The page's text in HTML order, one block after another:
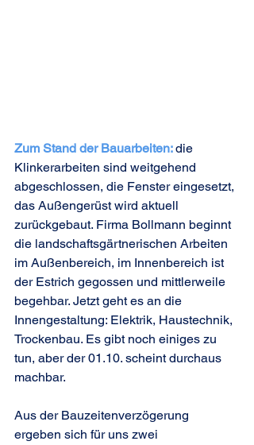
Zum Stand der Bauarbeiten: die
Klinkerarbeiten sind weitgehend
abgeschlossen, die Fenster eingesetzt,
das Außengerüst wird aktuell
zurückgebaut. Firma Bollmann beginnt
die landschaftsgärtnerischen Arbeiten
im Außenbereich, im Innenbereich ist
der Estrich gegossen und mittlerweile
begehbar. Jetzt geht es an die
Innengestaltung: Elektrik, Haustechnik,
Trockenbau. Es gibt noch einiges zu
tun, aber der 01.10. scheint durchaus
machbar.
Aus der Bauzeitenverzögerung
ergeben sich für uns zwei